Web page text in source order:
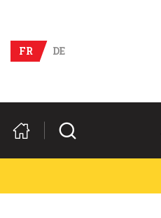
FR
DE
Rechercher